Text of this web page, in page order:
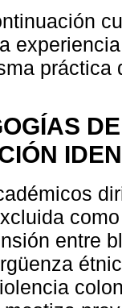
práctica
entre